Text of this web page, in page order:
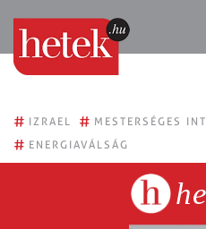
# IZRAEL # MESTERSÉGES
# ENERGIAVÁLSÁG